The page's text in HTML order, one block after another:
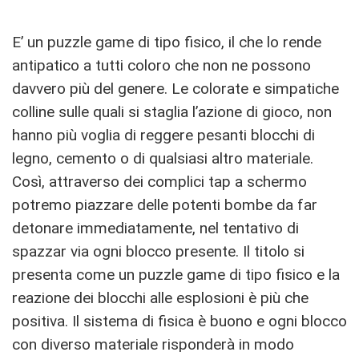
E’ un puzzle game di tipo fisico, il che lo rende
antipatico a tutti coloro che non ne possono
davvero più del genere. Le colorate e simpatiche
colline sulle quali si staglia l’azione di gioco, non
hanno più voglia di reggere pesanti blocchi di
legno, cemento o di qualsiasi altro materiale.
Così, attraverso dei complici tap a schermo
potremo piazzare delle potenti bombe da far
detonare immediatamente, nel tentativo di
spazzar via ogni blocco presente. Il titolo si
presenta come un puzzle game di tipo fisico e la
reazione dei blocchi alle esplosioni è più che
positiva. Il sistema di fisica è buono e ogni blocco
con diverso materiale risponderà in modo